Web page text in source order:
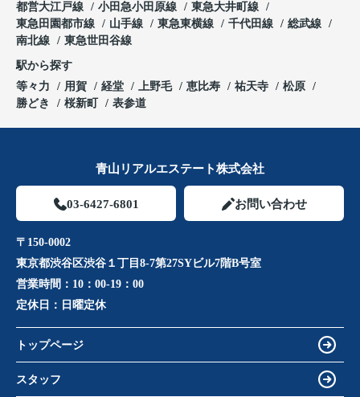
都営大江戸線
小田急小田原線
東急大井町線
東急田園都市線
山手線 東急東横線 千代田線
総武線
南北線
東急世田谷線
駅から探す
等々力
用賀 経堂 上野毛 恵比寿 祐天寺
松原
勝どき
桜新町 表参道
青山リアルエステート株式会社
03-6427-6801 お問い合わせ
〒150-0002
東京都渋谷区渋谷１丁目8-7第27SYビル7階B号室
営業時間： 10：00-19：00
定休日： 日曜定休
トップページ
スタッフ